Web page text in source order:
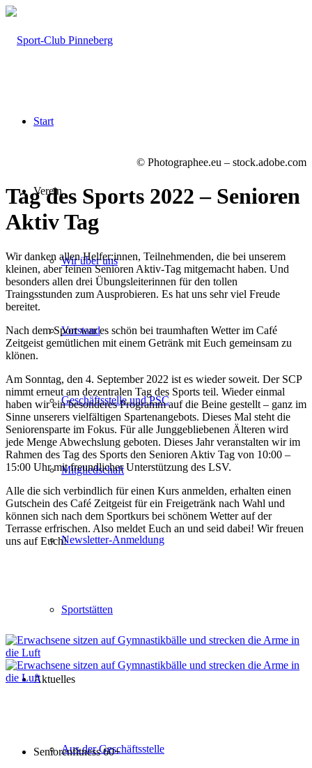
Start
Verein
Wir über uns
Vorstand
Geschäftsstelle und PSC
Mitgliedschaft
Newsletter-Anmeldung
Sportstätten
Aktuelles
Aus der Geschäftsstelle
© Photographee.eu – stock.adobe.com
Tag des Sports 2022 – Senioren
Aktiv Tag
Wir danken allen Helfer:innen, Teilnehmenden, die bei unserem
kleinen, aber feinen Senioren Aktiv-Tag mitgemacht haben. Und
besonders allen drei Übungsleiterinnen für den tollen
Traingsstunden zum Ausprobieren. Es hat uns sehr viel Freude
bereitet.
Nach dem Sport war es schön bei traumhaften Wetter im Café
Zeitgeist gemütlichen mit einem Getränk mit Euch gemeinsam zu
klönen.
Am Sonntag, den 4. September 2022 ist es wieder soweit. Der SCP
nimmt erneut am dezentralen Tag des Sports teil. Wieder einmal
haben wir ein besonderes Programm auf die Beine gestellt – ganz im
Sinne unserers vielfältigen Spartenangebots. Dieses Mal steht die
Seniorensparte im Fokus. Für alle Junggebliebenen Älteren wird
jede Menge Abwechslung geboten. Dieses Jahr veranstalten wir im
Rahmen des Tag des Sports den Senioren Aktiv Tag von 10:00 –
15:00 Uhr mit freundlicher Unterstützung des LSV.
Alle die sich verbindlich für einen Kurs anmelden, erhalten einen
Gutschein des Café Zeitgeist für ein Freigetränk nach Wahl und
können sich nach dem Sportkurs bei schönem Wetter auf der
Terrasse erfrischen. Also meldet Euch an und seid dabei! Wir freuen
uns auf Euch!
Seniorenfitness 60+